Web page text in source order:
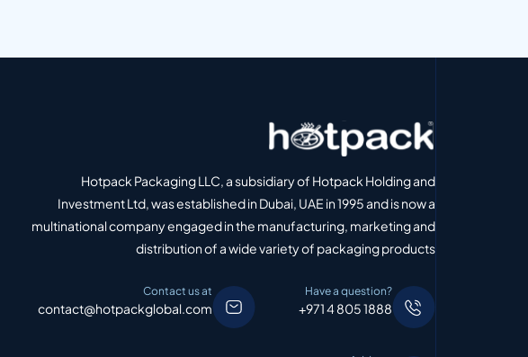
Hotpack Packaging LLC, a subsidiary of Hotpack Holding and
Investment Ltd, was established in Dubai, UAE in 1995 and is now a
multinational company engaged in the manufacturing, marketing and
distribution of a wide variety of packaging products
Have a question?
+971 4 805 1888
Contact us at
contact@hotpackglobal.com